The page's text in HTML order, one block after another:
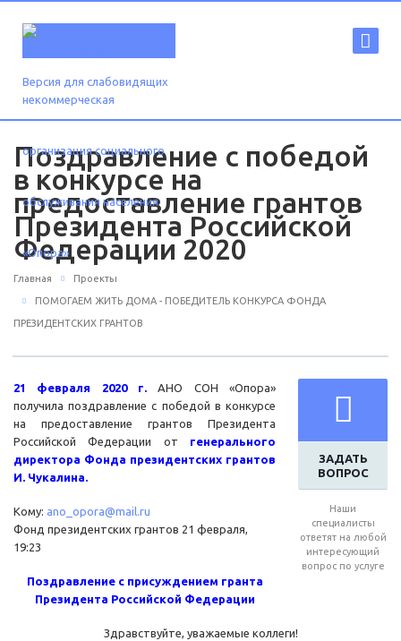
Версия для слабовидящих
Поздравление с победой
в конкурсе на
предоставление грантов
Президента Российской
Федерации 2020
Главная Проекты
ПОМОГАЕМ ЖИТЬ ДОМА - ПОБЕДИТЕЛЬ КОНКУРСА ФОНДА
ПРЕЗИДЕНТСКИХ ГРАНТОВ
ЗАДАТЬ
ВОПРОС
Наши
специалисты
ответят на любой
интересующий
вопрос по услуге
21 февраля 2020 г.АНО СОН «Опора»
получила поздравление с победой в конкурсе
на предоставление грантов Президента
Российской Федерации от генерального
директора Фонда президентских грантов
И. Чукалина.
Кому: ano_opora@mail.ru
Фонд президентских грантов 21 февраля,
19:23
Поздравление с присуждением гранта
Президента Российской Федерации
Здравствуйте, уважаемые коллеги!